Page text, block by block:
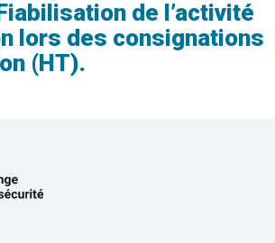
de l’activité
lors des consignations
(HT).